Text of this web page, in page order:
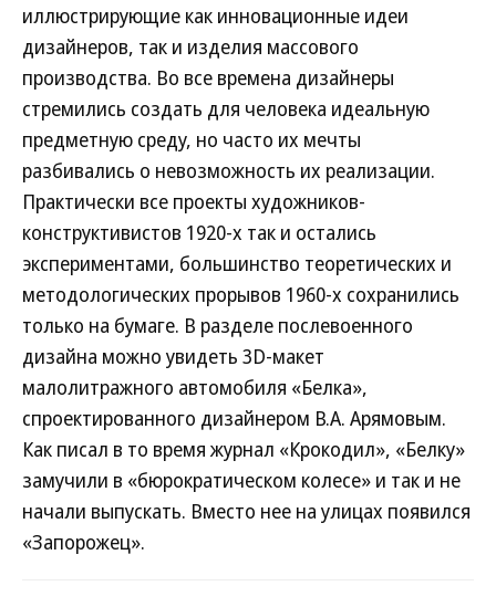
иллюстрирующие как инновационные идеи
дизайнеров, так и изделия массового
производства. Во все времена дизайнеры
стремились создать для человека идеальную
предметную среду, но часто их мечты
разбивались о невозможность их реализации.
Практически все проекты художников-
конструктивистов 1920-х так и остались
экспериментами, большинство теоретических и
методологических прорывов 1960-х сохранились
только на бумаге. В разделе послевоенного
дизайна можно увидеть 3D-макет
малолитражного автомобиля «Белка»,
спроектированного дизайнером В.А. Арямовым.
Как писал в то время журнал «Крокодил», «Белку»
замучили в «бюрократическом колесе» и так и не
начали выпускать. Вместо нее на улицах появился
«Запорожец».